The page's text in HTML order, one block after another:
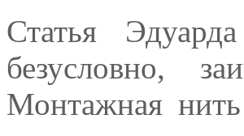
Статья
безусловно,
Монтажная нить